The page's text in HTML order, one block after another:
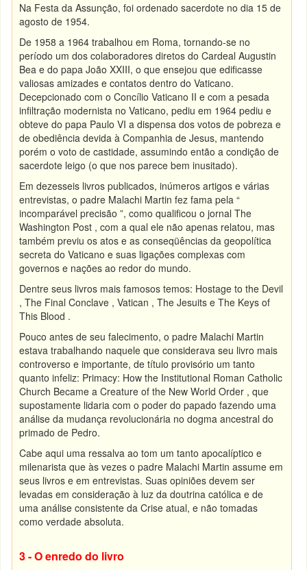
Na Festa da Assunção, foi ordenado sacerdote no dia 15 de
agosto de 1954.
De 1958 a 1964 trabalhou em Roma, tornando-se no
período um dos colaboradores diretos do Cardeal Augustin
Bea e do papa João XXIII, o que ensejou que edificasse
valiosas amizades e contatos dentro do Vaticano.
Decepcionado com o Concílio Vaticano II e com a pesada
infiltração modernista no Vaticano, pediu em 1964 pediu e
obteve do papa Paulo VI a dispensa dos votos de pobreza e
de obediência devida à Companhia de Jesus, mantendo
porém o voto de castidade, assumindo então a condição de
sacerdote leigo (o que nos parece bem inusitado).
Em dezesseis livros publicados, inúmeros artigos e várias
entrevistas, o padre Malachi Martin fez fama pela “
incomparável precisão ”, como qualificou o jornal The
Washington Post , com a qual ele não apenas relatou, mas
também previu os atos e as conseqüências da geopolítica
secreta do Vaticano e suas ligações complexas com
governos e nações ao redor do mundo.
Dentre seus livros mais famosos temos: Hostage to the Devil
, The Final Conclave , Vatican , The Jesuits e The Keys of
This Blood .
Pouco antes de seu falecimento, o padre Malachi Martin
estava trabalhando naquele que considerava seu livro mais
controverso e importante, de título provisório um tanto
quanto infeliz: Primacy: How the Institutional Roman Catholic
Church Became a Creature of the New World Order , que
supostamente lidaria com o poder do papado fazendo uma
análise da mudança revolucionária no dogma ancestral do
primado de Pedro.
Cabe aqui uma ressalva ao tom um tanto apocalíptico e
milenarista que às vezes o padre Malachi Martin assume em
seus livros e em entrevistas. Suas opiniões devem ser
levadas em consideração à luz da doutrina católica e de
uma análise consistente da Crise atual, e não tomadas
como verdade absoluta.
3 - O enredo do livro